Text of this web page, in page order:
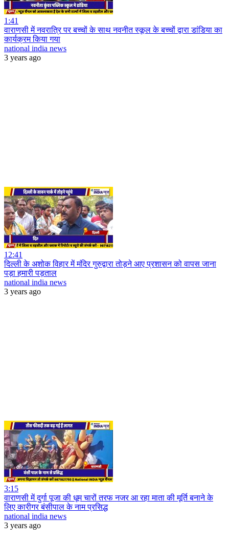
1:41
वाराणसी में नवरात्रि पर बच्चों के साथ नवनीत स्कूल के बच्चों द्वारा डांडिया का
कार्यक्रम किया गया
national india news
3 years ago
12:41
दिल्ली के अशोक विहार में मंदिर गुरुद्वारा तोड़ने आए प्रशासन को वापस जाना
पड़ा हमारी पड़ताल
national india news
3 years ago
3:15
वाराणसी में दुर्गा पूजा की धूम चारों तरफ नजर आ रहा माता की मूर्ति बनाने के
लिए कारीगर बंसीपाल के नाम प्रसिद्ध
national india news
3 years ago